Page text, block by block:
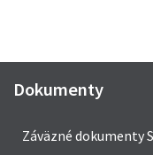
Dokumenty
Záväzné dokumenty